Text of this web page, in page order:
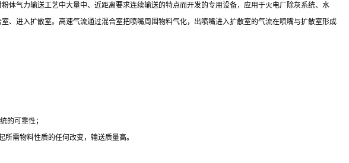
气力输送工艺中大量中、近距离要求连续输送的特点而开发的专用设备，应用于火电厂除灰系统、水
进入扩散室。高速气流通过混合室把喷嘴周围物料气化，出喷嘴进入扩散室的气流在喷嘴与扩散室形成
的可靠性；
需物料性质的任何改变，输送质量高。